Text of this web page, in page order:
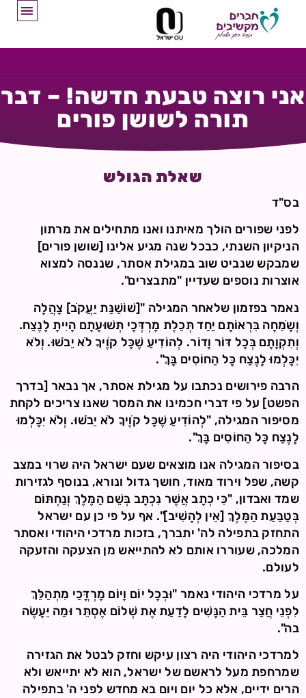
אני רוצה טבעת חדשה! – דבר
תורה לשושן פורים
שאלת הגולש
בס"ד
לפני שפורים הולך מאיתנו ואנו מתחילים את מרתון
הניקיון השנתי, כבכל שנה מגיע אלינו [שושן פורים]
שמבקש שנביט שוב במגילת אסתר, שננסה למצוא
אוצרות נוספים שעדיין "מתבצרים".
נאמר בפזמון שלאחר המגילה "[שׁוֹשַׁנַּת יַעֲקֹב] צָהֲלָה
וְשָֹמֵחָה בִּרְאוֹתָם יַחַד תְּכֵלֶת מָרְדְּכָי תְּשׁוּעָתָם הָיִיתָ לָנֶצַח.
וְתִקְוָתָם בְּכָל דּוֹר וָדוֹר. לְהוֹדִיעַ שֶׁכָּל קֹוֶיךָ לֹא יֵבֹשׁוּ. וְלֹא
יִכָּלְמוּ לָנֶצַח כָּל הַחוֹסִים בָּךְ".
הרבה פירושים נכתבו על מגילת אסתר, אך נבאר [בדרך
הפשט] על פי דברי חכמינו את המסר שאנו צריכים לקחת
מסיפור המגילה, "לְהוֹדִיעַ שֶׁכָּל קֹוֶיךָ לֹא יֵבֹשׁוּ. וְלֹא יִכָּלְמוּ
לָנֶצַח כָּל הַחוֹסִים בָּךְ".
בסיפור המגילה אנו מוצאים שעם ישראל היה שרוי במצב
קשה, שפל וירוד מאוד, חושך גדול ונורא, בנוסף לגזירות
שמד ואבדון, "כִּי כְתָב אֲשֶׁר נִכְתָּב בְּשֵׁם הַמֶּלֶךְ וְנַחְתּוֹם
בְּטַבַּעַת הַמֶּלֶךְ [אֵין לְהָשִׁיב]". אף על פי כן עם ישראל
התחזק בתפילה לה' יתברך, בזכות מרדכי היהודי ואסתר
המלכה, שעוררו אותם לא להתייאש מן הצעקה והזעקה
לעולם.
על מרדכי היהודי נאמר "וּבְכָל יוֹם וָיוֹם מָרְדֳּכַי מִתְהַלֵּךְ
לִפְנֵי חֲצַר בֵּית הַנָּשִׁים לָדַעַת אֶת שְׁלוֹם אֶסְתֵּר וּמַה יֵּעָשֶׂה
בה".
למרדכי היהודי היה רצון עיקש וחזק לבטל את הגזירה
שמרחפת מעל לראשם של ישראל, הוא לא יתייאש ולא
הרים ידיים, אלא כל יום ויום בא מחדש לפני ה' בתפילה